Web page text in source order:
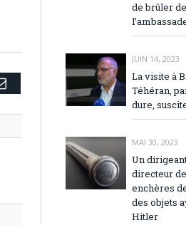
Email
de brûler
JUIN 14, 2023
La visite à
Téhéran,
dure,
MAI 30, 2023
Un
directeur
enchères
des objets
Hitler